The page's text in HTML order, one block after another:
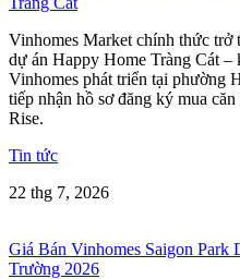
Vinhomes Market chính thức trở
dự án Happy Home Tràng Cát –
Vinhomes phát triển tại phường
tiếp nhận hồ sơ đăng ký mua
Rise.
Tin tức
22 thg 7, 2026
Giá Bán Vinhomes Saigon
Trường 2026